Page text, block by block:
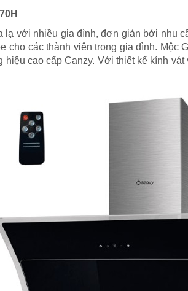
lạ với nhiều gia đình, đơn giản bởi nhu
cho các thành viên trong gia đình. Mộc
cao cấp Canzy. Với thiết kế kính vát